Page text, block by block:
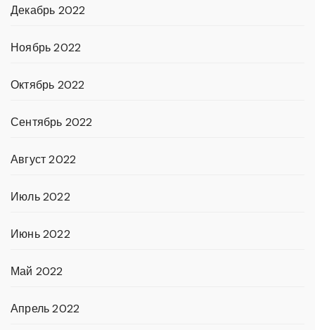
Декабрь 2022
Ноябрь 2022
Октябрь 2022
Сентябрь 2022
Август 2022
Июль 2022
Июнь 2022
Май 2022
Апрель 2022